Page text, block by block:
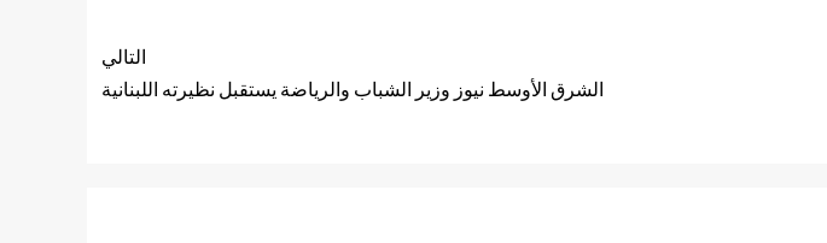
التالي
الشرق الأوسط نيوز وزير الشباب والرياضة يستقبل نظيرته اللبنانية